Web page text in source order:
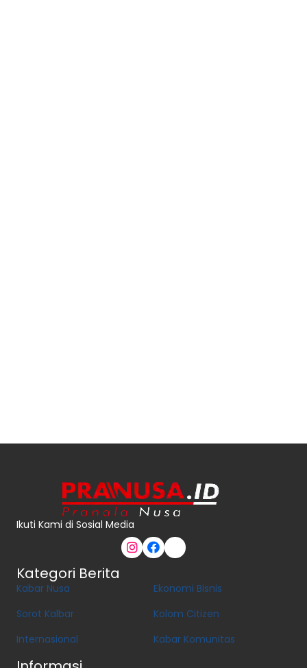
Ikuti Kami di Sosial Media
Kategori Berita
Kabar Nusa
Sorot Kalbar
Internasional
Ekonomi Bisnis
Kolom Citizen
Kabar Komunitas